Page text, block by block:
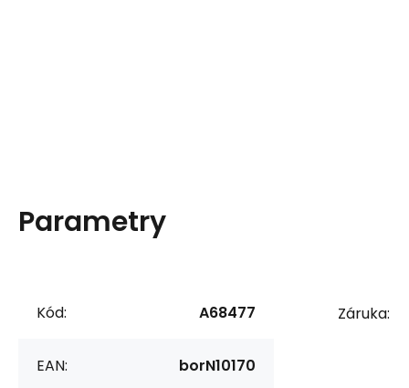
Parametry
Kód: A68477
EAN: borN10170
Záruka: